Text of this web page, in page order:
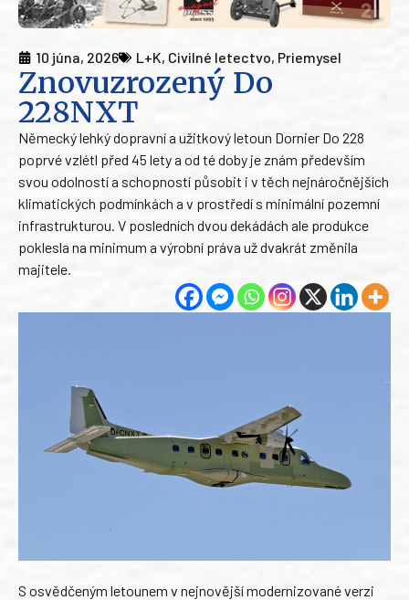
10 júna, 2026 L+K, Civilné letectvo, Priemysel
Znovuzrozený Do
228NXT
Německý lehký dopravní a užitkový letoun Dornier Do 228
poprvé vzlétl před 45 lety a od té doby je znám především
svou odolností a schopností působit i v těch nejnáročnějších
klimatických podmínkách a v prostředí s minimální pozemní
infrastrukturou. V posledních dvou dekádách ale produkce
poklesla na minimum a výrobní práva už dvakrát změnila
majitele.
S osvědčeným letounem v nejnovější modernizované verzi